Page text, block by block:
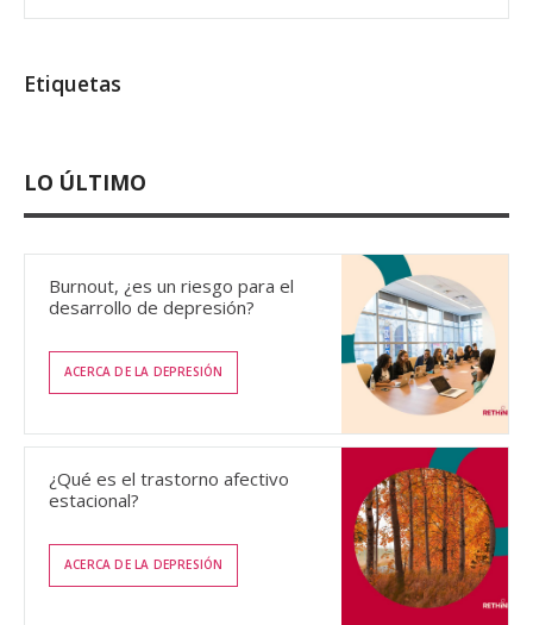
Etiquetas
LO ÚLTIMO
Burnout, ¿es un riesgo para el
desarrollo de depresión?
ACERCA DE LA DEPRESIÓN
¿Qué es el trastorno afectivo
estacional?
ACERCA DE LA DEPRESIÓN